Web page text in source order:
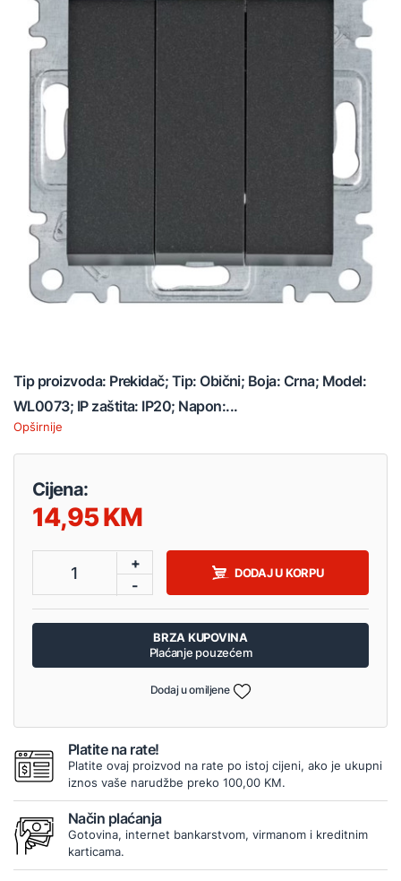
Tip proizvoda: Prekidač; Tip: Obični; Boja: Crna; Model:
WL0073; IP zaštita: IP20; Napon:...
Opširnije
Cijena:
14,95
1
+
-
DODAJ U KORPU
BRZA KUPOVINA
Plaćanje pouzećem
Dodaj u omiljene
Platite na rate!
Platite ovaj proizvod na rate po istoj cijeni, ako je ukupni
iznos vaše narudžbe preko 100,00 KM.
Način plaćanja
Gotovina, internet bankarstvom, virmanom i kreditnim
karticama.